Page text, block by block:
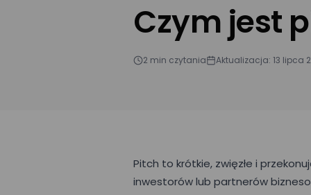
Czym jest
2 min czytania Aktualizacja: 13 lipca
Pitch to krótkie, zwięzłe i
inwestorów lub partnerów